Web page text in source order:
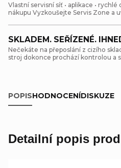
Vlastní servisní síť • aplikace • rychlé
nákupu Vyzkoušejte Servis Zone a
SKLADEM. SEŘÍZENÉ.
Nečekáte na přeposlání z cizího
stroj dokonce prochází kontrolou a
POPISHODNOCENÍDISKUZE
Detailní popis